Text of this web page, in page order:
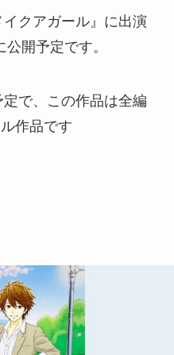
クアガール』に出演
開予定です。
で、この作品は全編
作品です